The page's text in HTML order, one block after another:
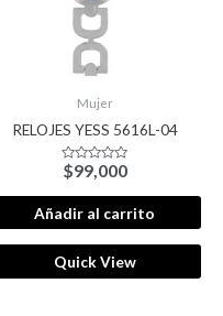
Mujer
RELOJES YESS 5616L-04
Valorado
con
0
de
5
$99,000
Añadir al carrito
Quick View